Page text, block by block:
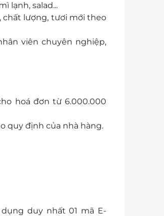
lạnh, salad...
chất lượng, tươi mới theo
viên chuyên nghiệp,
mọi khách hàng.
hoá đơn từ 6.000.000
quy định của nhà hàng.
duy nhất 01 mã E-